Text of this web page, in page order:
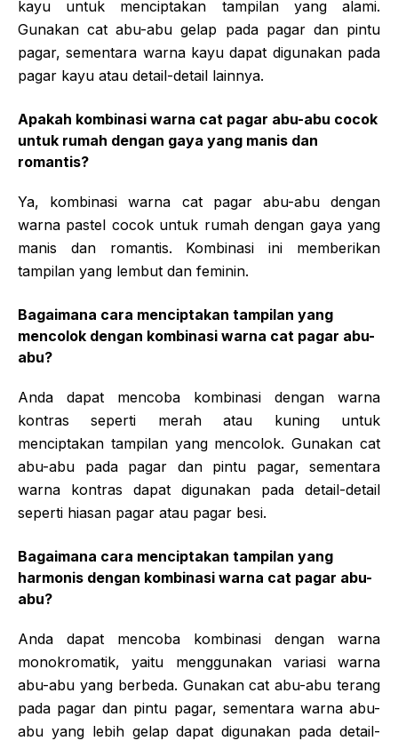
kayu untuk menciptakan tampilan yang alami.
Gunakan cat abu-abu gelap pada pagar dan pintu
pagar, sementara warna kayu dapat digunakan pada
pagar kayu atau detail-detail lainnya.
Apakah kombinasi warna cat pagar abu-abu cocok
untuk rumah dengan gaya yang manis dan
romantis?
Ya, kombinasi warna cat pagar abu-abu dengan
warna pastel cocok untuk rumah dengan gaya yang
manis dan romantis. Kombinasi ini memberikan
tampilan yang lembut dan feminin.
Bagaimana cara menciptakan tampilan yang
mencolok dengan kombinasi warna cat pagar abu-
abu?
Anda dapat mencoba kombinasi dengan warna
kontras seperti merah atau kuning untuk
menciptakan tampilan yang mencolok. Gunakan cat
abu-abu pada pagar dan pintu pagar, sementara
warna kontras dapat digunakan pada detail-detail
seperti hiasan pagar atau pagar besi.
Bagaimana cara menciptakan tampilan yang
harmonis dengan kombinasi warna cat pagar abu-
abu?
Anda dapat mencoba kombinasi dengan warna
monokromatik, yaitu menggunakan variasi warna
abu-abu yang berbeda. Gunakan cat abu-abu terang
pada pagar dan pintu pagar, sementara warna abu-
abu yang lebih gelap dapat digunakan pada detail-